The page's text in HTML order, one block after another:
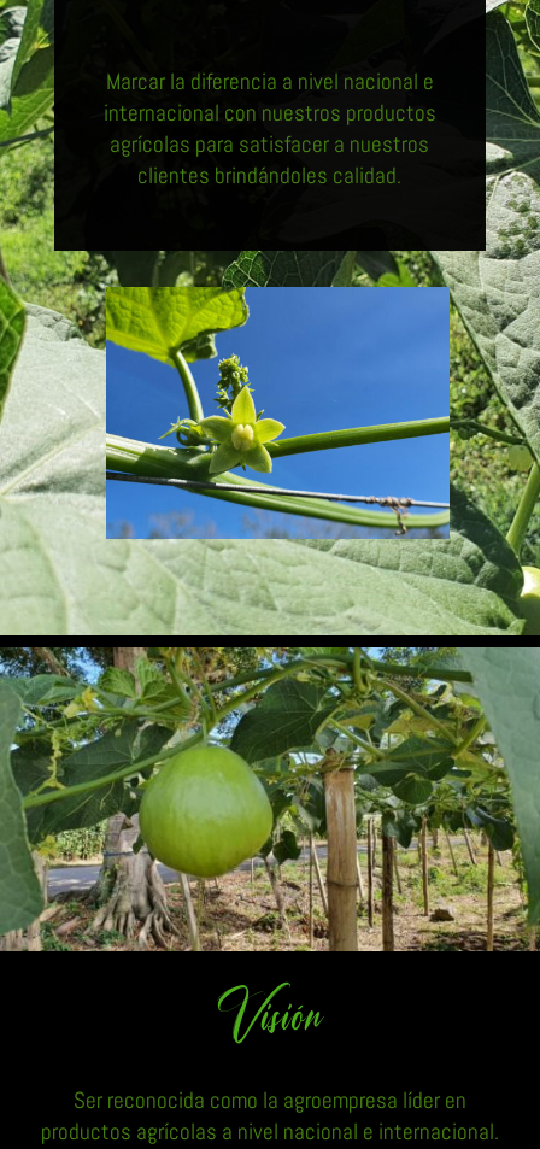
Marcar la diferencia a nivel nacional e
internacional con nuestros productos
agrícolas para satisfacer a nuestros
clientes brindándoles calidad.
Visión
Ser reconocida como la agroempresa líder en
productos agrícolas a nivel nacional e internacional.